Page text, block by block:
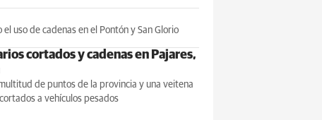
uso de cadenas en el Pontón y San Glorio
cortados y cadenas en Pajares,
de puntos de la provincia y una veitena
a vehículos pesados